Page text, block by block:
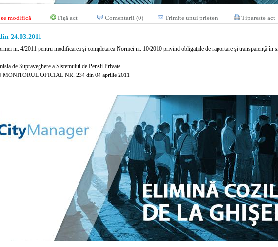
modifică Fişă act Comentarii (0) Trimite unui prieten Tipareste act
24.03.2011
nr. 4/2011 pentru modificarea şi completarea Normei nr. 10/2010 privind obligaţiile de raportare şi transparenţă în
de Supraveghere a Sistemului de Pensii Private
OFICIAL NR. 234 din 04 aprilie 2011